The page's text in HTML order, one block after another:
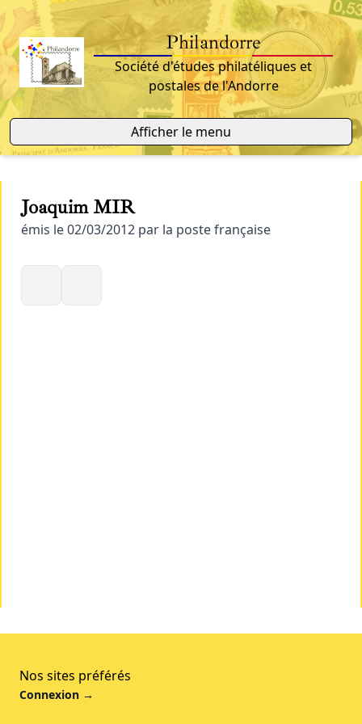
Philandorre
Société d'études philatéliques et
postales de l'Andorre
Afficher le menu
Joaquim MIR
émis le 02/03/2012 par la poste française
Nos sites préférés
Connexion →